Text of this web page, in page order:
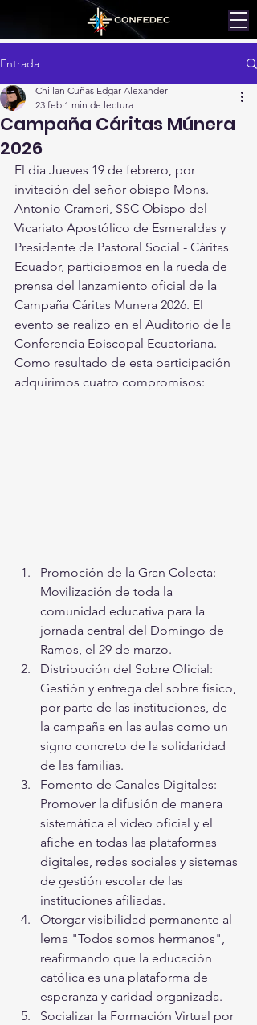
Entrada
Campaña Cáritas Múnera
2026
Chillan Cuñas Edgar Alexander
23 feb 1 min de lectura
El dia Jueves 19 de febrero, por
invitación del señor obispo Mons.
Antonio Crameri, SSC Obispo del
Vicariato Apostólico de Esmeraldas y
Presidente de Pastoral Social - Cáritas
Ecuador, participamos en la rueda de
prensa del lanzamiento oficial de la
Campaña Cáritas Munera 2026. El
evento se realizo en el Auditorio de la
Conferencia Episcopal Ecuatoriana.
Como resultado de esta participación
adquirimos cuatro compromisos:
Promoción de la Gran Colecta:
Movilización de toda la
comunidad educativa para la
jornada central del Domingo de
Ramos, el 29 de marzo.
Distribución del Sobre Oficial:
Gestión y entrega del sobre físico,
por parte de las instituciones, de
la campaña en las aulas como un
signo concreto de la solidaridad
de las familias.
Fomento de Canales Digitales:
Promover la difusión de manera
sistemática el video oficial y el
afiche en todas las plataformas
digitales, redes sociales y sistemas
de gestión escolar de las
instituciones afiliadas.
Otorgar visibilidad permanente al
lema "Todos somos hermanos",
reafirmando que la educación
católica es una plataforma de
esperanza y caridad organizada.
Socializar la Formación Virtual por